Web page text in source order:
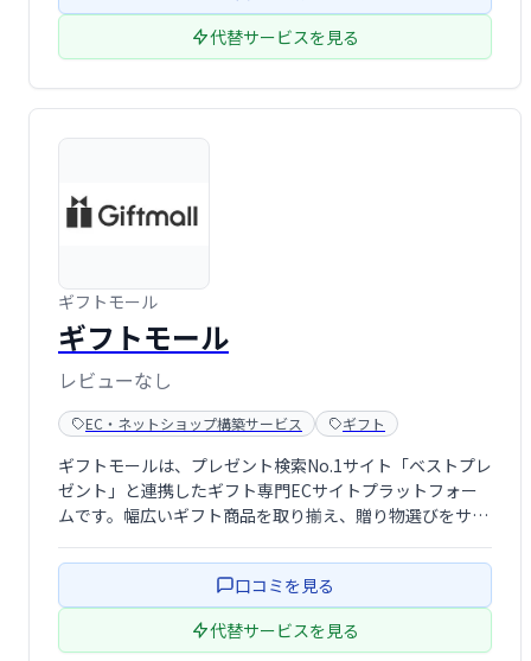
代替サービスを見る
ギフトモール
ギフトモール
レビューなし
EC・ネットショップ構築サービス ギフト
ギフトモールは、プレゼント検索No.1サイト「ベストプレ
ゼント」と連携したギフト専門ECサイトプラットフォー
ムです。幅広いギフト商品を取り揃え、贈り物選びをサポ
業・個人問わず利用しやすいサービスです。
口コミを見る
代替サービスを見る